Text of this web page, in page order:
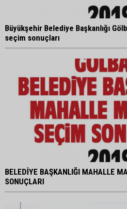
Büyükşehir Belediye Başkanlığı
seçim sonuçları
BELEDİYE BAŞKANLIĞI MAHALLE
SONUÇLARI